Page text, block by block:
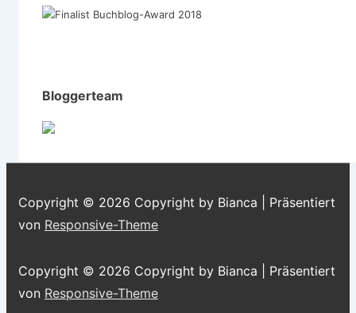
Bloggerteam
Copyright © 2026 Copyright by Bianca
| Präsentiert
von Responsive-Theme
Copyright © 2026 Copyright by Bianca
| Präsentiert
von Responsive-Theme